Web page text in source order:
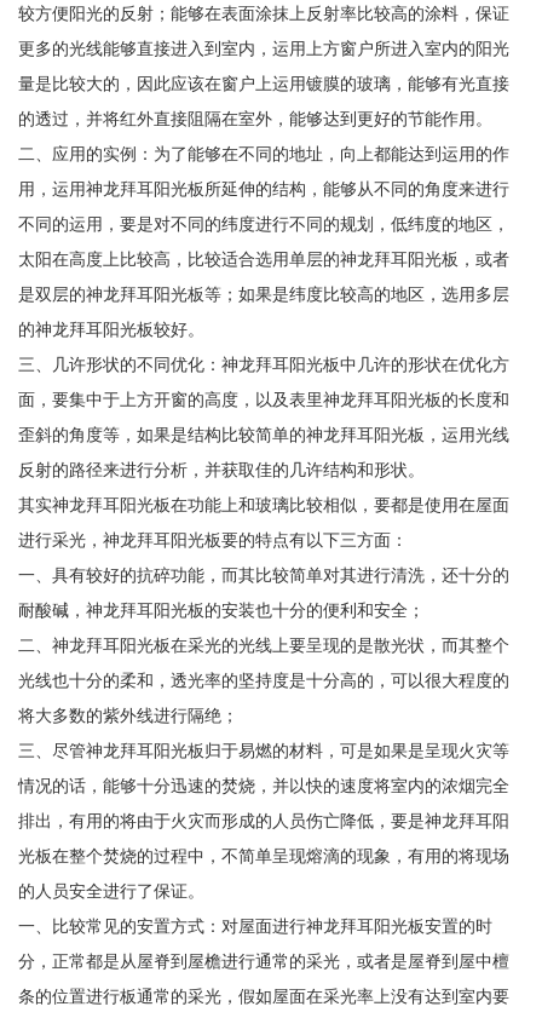
较方便阳光的反射；能够在表面涂抹上反射率比较高的涂料，保证
更多的光线能够直接进入到室内，运用上方窗户所进入室内的阳光
量是比较大的，因此应该在窗户上运用镀膜的玻璃，能够有光直接
的透过，并将红外直接阻隔在室外，能够达到更好的节能作用。
二、应用的实例：为了能够在不同的地址，向上都能达到运用的作
用，运用神龙拜耳阳光板所延伸的结构，能够从不同的角度来进行
不同的运用，要是对不同的纬度进行不同的规划，低纬度的地区，
太阳在高度上比较高，比较适合选用单层的神龙拜耳阳光板，或者
是双层的神龙拜耳阳光板等；如果是纬度比较高的地区，选用多层
的神龙拜耳阳光板较好。
三、几许形状的不同优化：神龙拜耳阳光板中几许的形状在优化方
面，要集中于上方开窗的高度，以及表里神龙拜耳阳光板的长度和
歪斜的角度等，如果是结构比较简单的神龙拜耳阳光板，运用光线
反射的路径来进行分析，并获取佳的几许结构和形状。
其实神龙拜耳阳光板在功能上和玻璃比较相似，要都是使用在屋面
进行采光，神龙拜耳阳光板要的特点有以下三方面：
一、具有较好的抗碎功能，而其比较简单对其进行清洗，还十分的
耐酸碱，神龙拜耳阳光板的安装也十分的便利和安全；
二、神龙拜耳阳光板在采光的光线上要呈现的是散光状，而其整个
光线也十分的柔和，透光率的坚持度是十分高的，可以很大程度的
将大多数的紫外线进行隔绝；
三、尽管神龙拜耳阳光板归于易燃的材料，可是如果是呈现火灾等
情况的话，能够十分迅速的焚烧，并以快的速度将室内的浓烟完全
排出，有用的将由于火灾而形成的人员伤亡降低，要是神龙拜耳阳
光板在整个焚烧的过程中，不简单呈现熔滴的现象，有用的将现场
的人员安全进行了保证。
一、比较常见的安置方式：对屋面进行神龙拜耳阳光板安置的时
分，正常都是从屋脊到屋檐进行通常的采光，或者是屋脊到屋中檀
条的位置进行板通常的采光，假如屋面在采光率上没有达到室内要